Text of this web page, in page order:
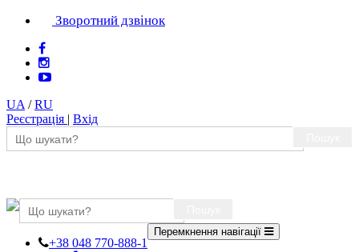
Зворотний дзвінок
UA /RU
Реєстрація | Вхід
+38 048 770-888-1
Перемкнення навігації